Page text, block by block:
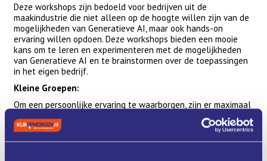
Deze workshops zijn bedoeld voor bedrijven uit de
maakindustrie die niet alleen op de hoogte willen zijn van de
mogelijkheden van Generatieve AI, maar ook hands-on
ervaring willen opdoen. Deze workshops bieden een mooie
kans om te leren en experimenteren met de mogelijkheden
van Generatieve AI en te brainstormen over de toepassingen
in het eigen bedrijf.
Kleine Groepen:
Om een persoonlijke ervaring te waarborgen, zijn er maximaal
Werken op eigen laptop.